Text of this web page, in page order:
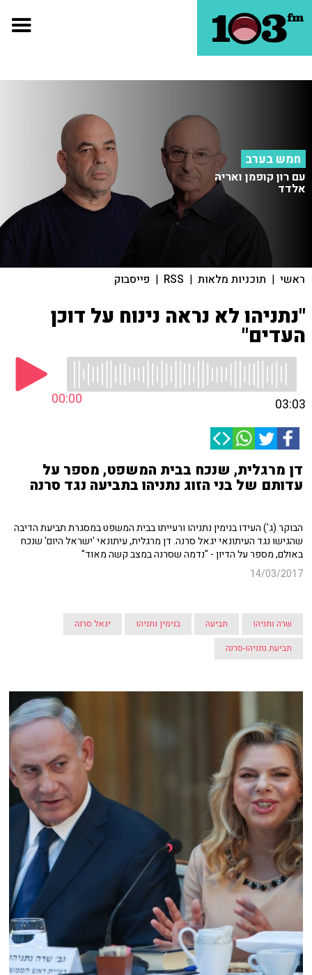
חמש בערב
עם רון קופמן ואריה
אלדד
ראשי | תוכניות מלאות |
RSS
| פייסבוק
"נתניהו לא נראה נינוח על דוכן
העדים"
00:00 03:03
דן מרגלית, שנכח בבית המשפט, מספר על
עדותם של בני הזוג נתניהו בתביעה נגד סרנה
הבוקר (ג') העידו בנימין נתניהו ורעייתו בבית המשפט במסגרת תביעת הדיבה
שהגישו נגד העיתונאי יגאל סרנה. דן מרגלית, עיתונאי 'ישראל היום' שנכח
באולם, מספר על הדיון - "נדמה שסרנה במצב קשה מאוד"
14/03/2017
שרה נתניהו תביעה בנימין נתניהו
יגאל סרנה
תביעת נתניהו-סרנה